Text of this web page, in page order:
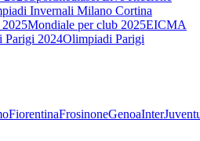
Invernali Milano Cortina
Mondiale per club 2025EICMA
Parigi 2024Olimpiadi Parigi
FiorentinaFrosinoneGenoaInter